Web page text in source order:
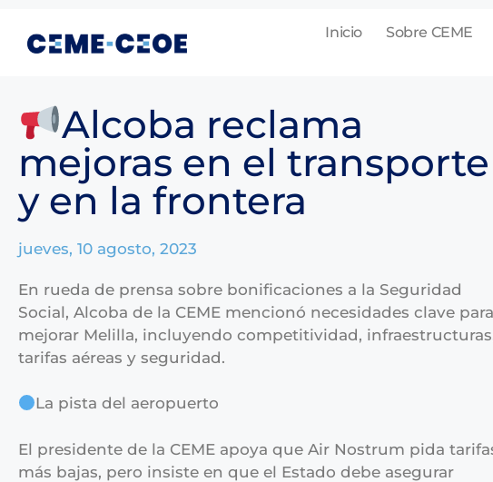
Inicio Sobre CEME
Alcoba reclama
mejoras en el transporte
y en la frontera
jueves, 10 agosto, 2023
En rueda de prensa sobre bonificaciones a la Seguridad
Social, Alcoba de la CEME mencionó necesidades clave para
mejorar Melilla, incluyendo competitividad,
tarifas aéreas y seguridad.
La pista del aeropuerto
El presidente de la CEME apoya que Air Nostrum pida
más bajas, pero insiste en que el Estado debe asegurar